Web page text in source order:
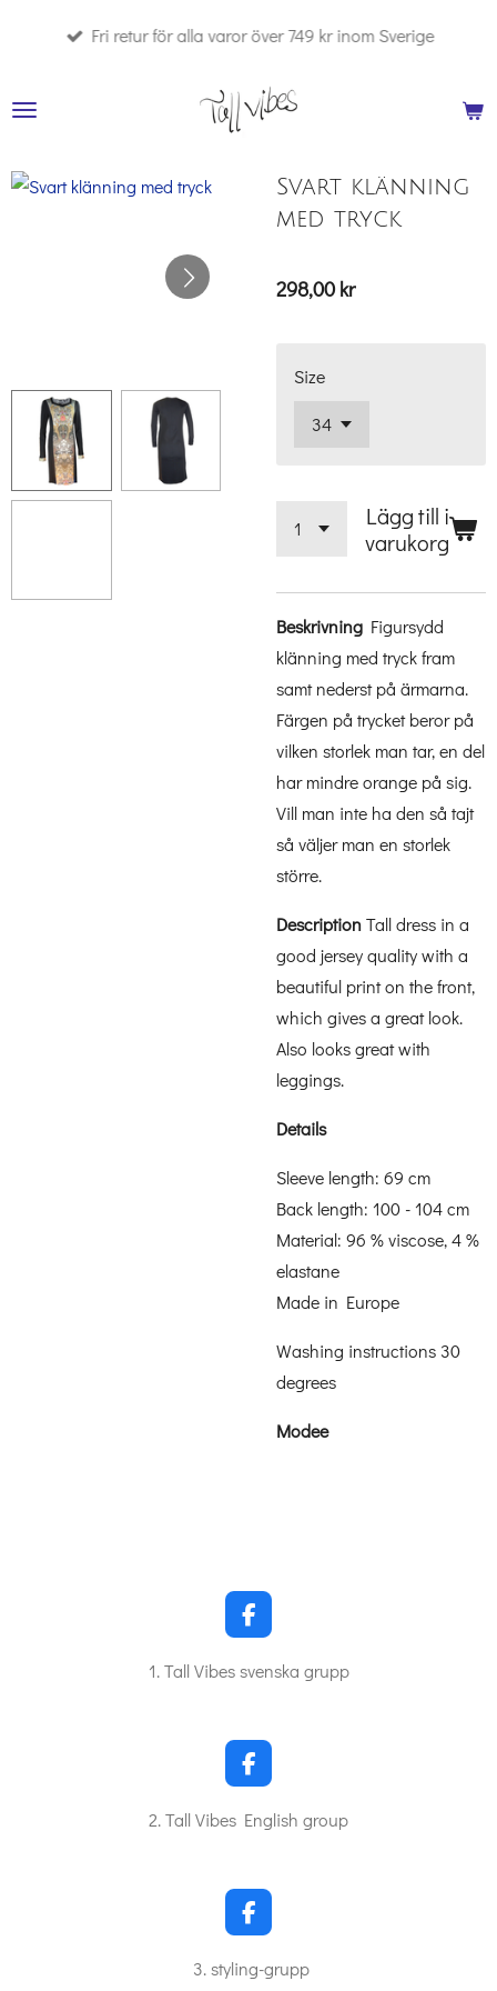
Fri retur för alla varor över 749 kr inom Sverige
Svart klänning
med tryck
298,00 kr
Size
Lägg till i
varukorg
Beskrivning Figursydd
klänning med tryck fram
samt nederst på ärmarna.
Färgen på trycket beror på
vilken storlek man tar, en del
har mindre orange på sig.
Vill man inte ha den så tajt
så väljer man en storlek
större.
DescriptionTall dress in a
good jersey quality with a
beautiful print on the front,
which gives a great look.
Also looks great with
leggings.
Details
Sleeve length: 69 cm
Back length: 100 - 104 cm
Material: 96 % viscose, 4 %
elastane
Made in Europe
Washing instructions 30
degrees
Modee
F
a
c
o
k
1. Tall Vibes svenska grupp
F
a
c
o
k
2. Tall Vibes English group
F
a
c
e
3. styling-grupp